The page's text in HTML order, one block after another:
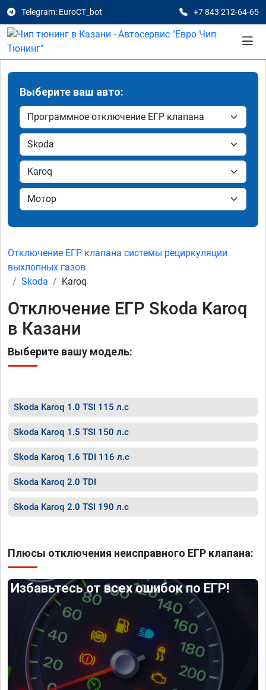
Telegram: EuroCT_bot +7 843 212-64-65
Выберите ваш авто:
Отключение ЕГР клапана системы рециркуляции
выхлопных газов
Skoda
Karoq
Отключение ЕГР Skoda Karoq
в Казани
Выберите вашу модель:
Skoda Karoq 1.0 TSI 115 л.с
Skoda Karoq 1.5 TSI 150 л.с
Skoda Karoq 1.6 TDI 116 л.с
Skoda Karoq 2.0 TDI
Skoda Karoq 2.0 TSI 190 л.с
Плюсы отключения неисправного ЕГР клапана:
Избавьтесь от всех ошибок по ЕГР!